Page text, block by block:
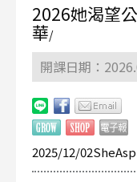
2026她渴望
華/
開課日期：
2025/12/